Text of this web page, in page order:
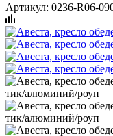
Артикул: 0236-R06-